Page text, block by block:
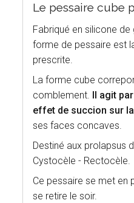
Le pessaire cube
Fabriqué en silicone
forme de pessaire est
prescrite.
La forme cube
comblement.
Il agit
effet de succion sur
ses faces concaves.
Destiné aux prolapsus
Cystocèle - Rectocèle.
Ce pessaire se met en
se retire le soir.